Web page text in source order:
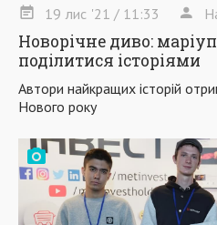
19 лис '21 / 11:33
Новорічне диво:
поділитися історіями
Автори найкращих історій
Нового року